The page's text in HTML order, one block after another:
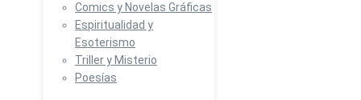
Comics y Novelas Gráficas
Espiritualidad y
Esoterismo
Triller y Misterio
Poesías